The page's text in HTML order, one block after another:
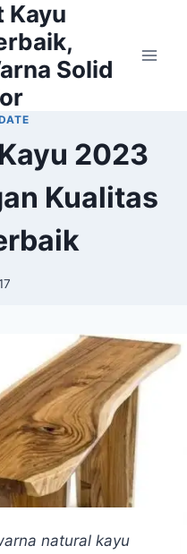
Kayu
Solid
2023
Kualitas
natural kayu